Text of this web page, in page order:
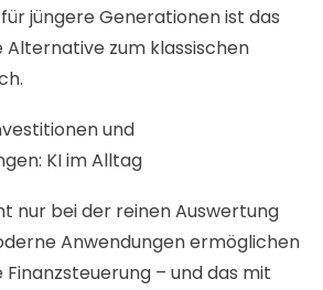
jüngere Generationen ist das
zum klassischen
und
KI im Alltag
nur bei der reinen Auswertung
Anwendungen ermöglichen
– und das mit